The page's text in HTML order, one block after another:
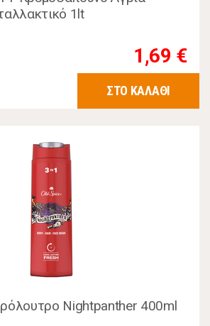
1lt
1,69 €
ΣΤΟ ΚΑΛΑΘΙ
Nightpanther 400ml